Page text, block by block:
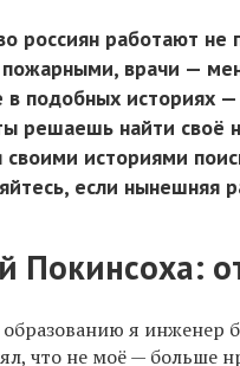
россиян работают
пожарными, врачи —
в подобных историях
решаешь найти своё
своими историями
если нынешняя
Покинсоха:
я инженер
что не моё — больше